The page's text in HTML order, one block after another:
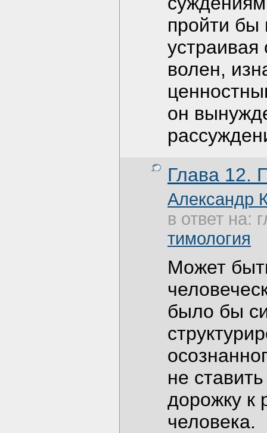
пройти бы
устраивая
волен,
он
Глава 12.
Александр
в ответ на:
тимология
Может
было бы
не
дорожку к
человека.